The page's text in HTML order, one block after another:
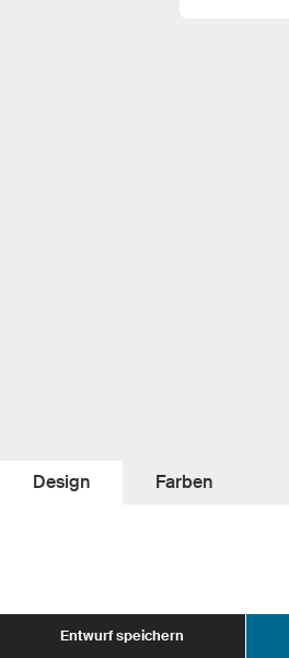
Design Farben
Entwurf speichern